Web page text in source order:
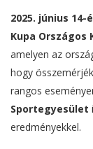
2025. június 14-
Kupa Országos
amelyen az
hogy
rangos
Sportegyesület
eredményekkel.